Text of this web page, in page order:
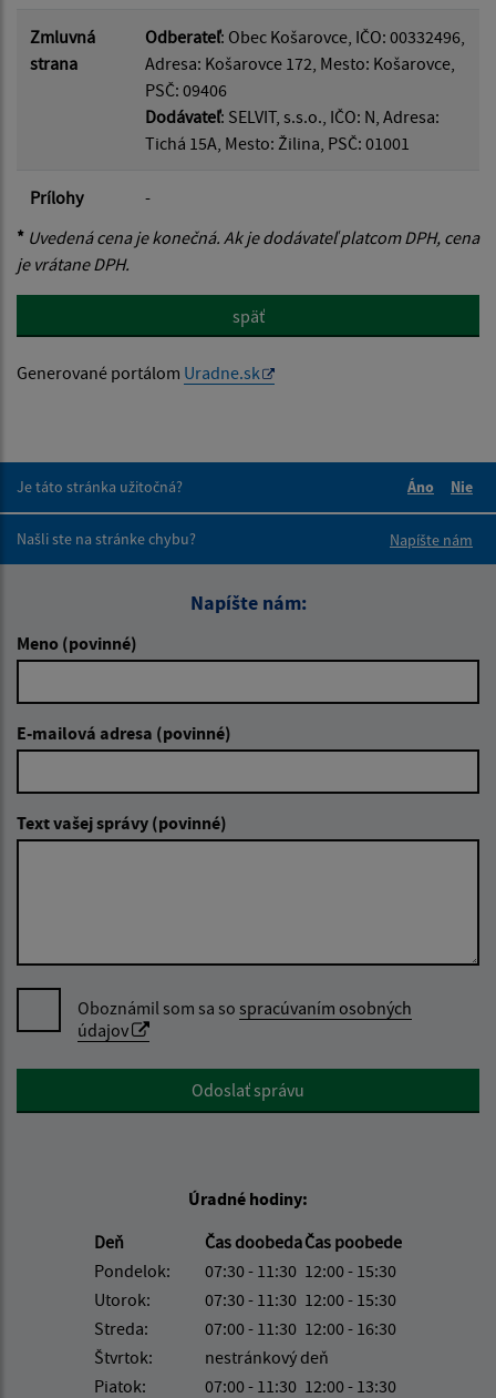
Zmluvná
strana
Odberateľ: Obec Košarovce, IČO: 00332496,
Adresa: Košarovce 172, Mesto: Košarovce,
PSČ: 09406
Dodávateľ: SELVIT, s.s.o., IČO: N, Adresa:
Tichá 15A, Mesto: Žilina, PSČ: 01001
Prílohy
-
* Uvedená cena je konečná. Ak je dodávateľ platcom DPH, cena
je vrátane DPH.
späť
Generované portálom Uradne.sk
Je táto stránka užitočná?
Áno
Nie
Našli ste na stránke chybu?
Napíšte nám
Napíšte nám:
Meno (povinné)
E-mailová adresa (povinné)
Text vašej správy (povinné)
Oboznámil som sa so spracúvaním osobných
údajov
Google reCaptcha ResponseOdoslať správu
Úradné hodiny:
Deň
Čas doobedaČas poobede
Pondelok:
07:30 - 11:30 12:00 - 15:30
Utorok:
07:30 - 11:30 12:00 - 15:30
Streda:
07:00 - 11:30 12:00 - 16:30
Štvrtok:
nestránkový deň
Piatok:
07:00 - 11:30 12:00 - 13:30